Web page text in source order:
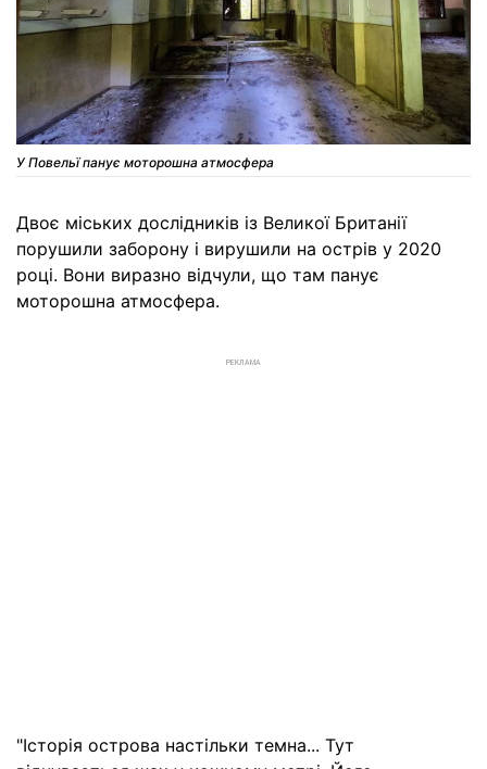
У Повельї панує моторошна атмосфера
Двоє міських дослідників із Великої Британії
порушили заборону і вирушили на острів у 2020
році. Вони виразно відчули, що там панує
моторошна атмосфера.
РЕКЛАМА
"Історія острова настільки темна... Тут